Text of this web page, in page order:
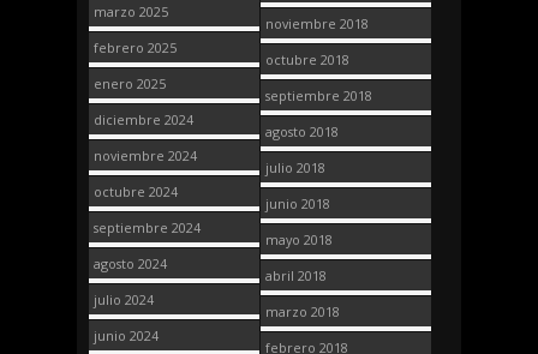
marzo 2025
febrero 2025
enero 2025
diciembre 2024
noviembre 2024
octubre 2024
septiembre 2024
agosto 2024
julio 2024
junio 2024
noviembre 2018
octubre 2018
septiembre 2018
agosto 2018
julio 2018
junio 2018
mayo 2018
abril 2018
marzo 2018
febrero 2018